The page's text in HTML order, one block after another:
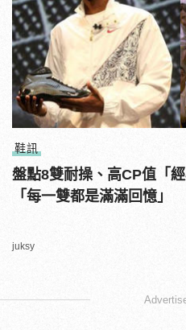
鞋訊
盤點8雙耐操、高CP值「
「每一雙都是滿滿回憶」
juksy